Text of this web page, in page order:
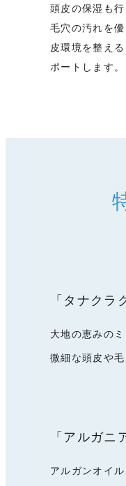
頭皮の保湿も
毛穴の汚れを
皮環境を整え
ポートします。
「タナクラ
大地の恵みの
微細な頭皮や
「アルガニ
アルガンオイ